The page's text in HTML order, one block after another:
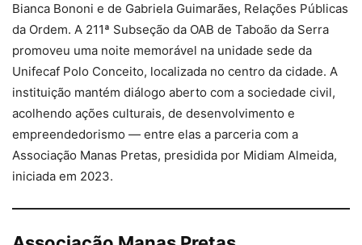
Bianca Bononi e de Gabriela Guimarães, Relações Públicas
da Ordem. A 211ª Subseção da OAB de Taboão da Serra
promoveu uma noite memorável na unidade sede da
Unifecaf Polo Conceito, localizada no centro da cidade. A
instituição mantém diálogo aberto com a sociedade civil,
acolhendo ações culturais, de desenvolvimento e
empreendedorismo — entre elas a parceria com a
Associação Manas Pretas, presidida por Midiam Almeida,
iniciada em 2023.